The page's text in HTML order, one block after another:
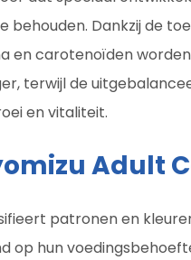
behouden. Dankzij de
en carotenoïden
terwijl de
en vitaliteit.
Adult
patronen en
op hun